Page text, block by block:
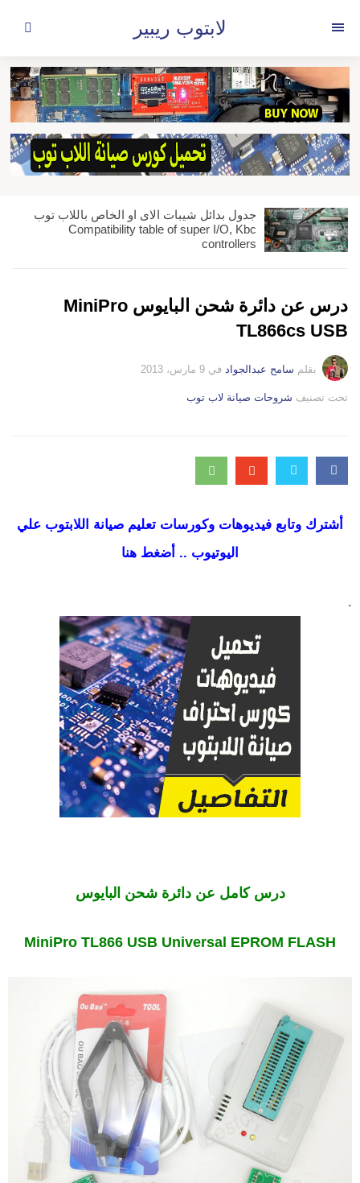
المحتوى
لابتوب ريبير
جدول بدائل شيبات الاى او الخاص باللاب توب
Compatibility table of super I/O, Kbc
controllers
درس عن دائرة شحن البايوس MiniPro
TL866cs USB
بقلم سامح عبدالجواد في 9 مارس، 2013
تحت تصنيف التصانيف
شروحات صيانة لاب توب
أشترك وتابع فيديوهات وكورسات تعليم صيانة اللابتوب علي
اليوتيوب .. أضغط هنا
.
درس كامل عن دائرة شحن البايوس
MiniPro TL866 USB Universal EPROM FLASH